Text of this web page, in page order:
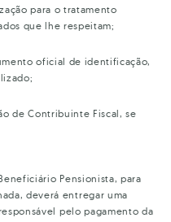
para o tratamento
que lhe respeitam;
oficial de identificação,
de Contribuinte Fiscal, se
Pensionista, para
deverá entregar uma
pelo pagamento da